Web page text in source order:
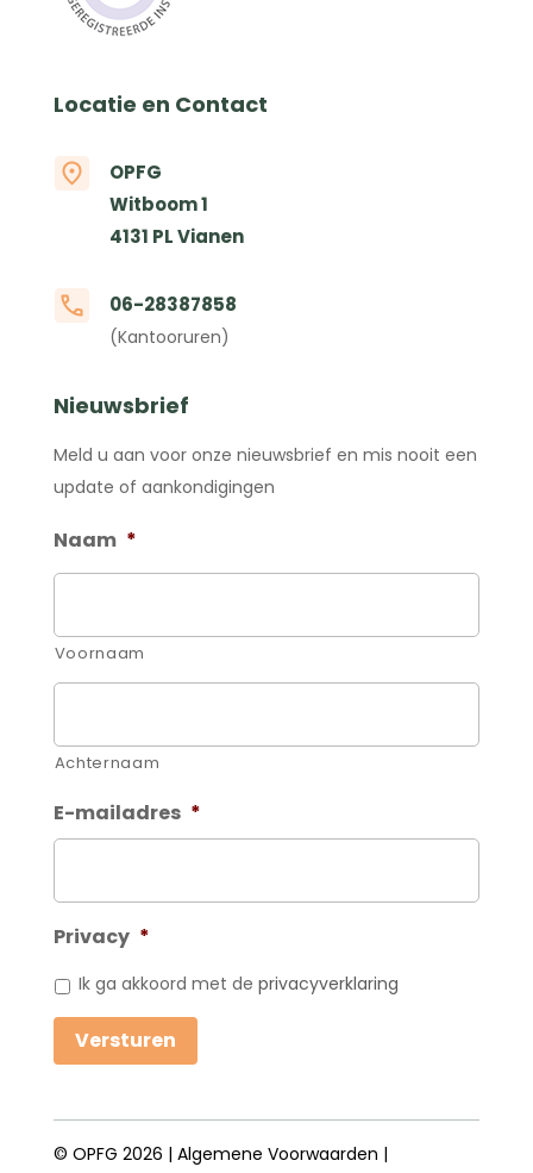
Locatie en Contact
OPFG
Witboom 1
4131 PL Vianen
06-28387858
(Kantooruren)
Nieuwsbrief
Meld u aan voor onze nieuwsbrief en mis nooit een
update of aankondigingen
Naam *
Voornaam
Achternaam
E-mailadres *
Privacy *
Ik ga akkoord met de privacyverklaring
Versturen
© OPFG 2026 | Algemene Voorwaarden |